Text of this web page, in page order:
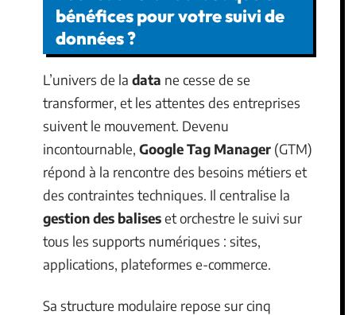
bénéfices pour votre suivi de
données ?
L’univers de la data ne cesse de se
transformer, et les attentes des entreprises
suivent le mouvement. Devenu
incontournable, Google Tag Manager (GTM)
répond à la rencontre des besoins métiers et
des contraintes techniques. Il centralise la
gestion des baliseset orchestre le suivi sur
tous les supports numériques : sites,
applications, plateformes e-commerce.
Sa structure modulaire repose sur cinq